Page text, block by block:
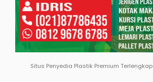
Situs Penyedia Plastik Premium Terlengkap